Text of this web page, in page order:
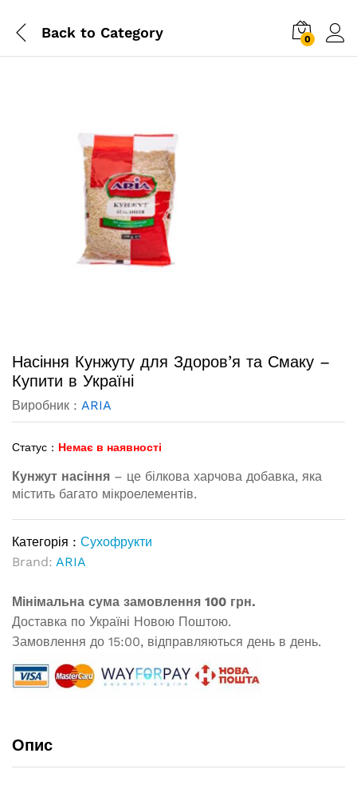
Back to Category 0
Насіння Кунжуту для Здоров’я та Смаку –
Купити в Україні
Виробник : ARIA
Статус : Немає в наявності
Кунжут насіння – це білкова харчова добавка, яка
містить багато мікроелементів.
Категорія : Сухофрукти
Brand: ARIA
Мінімальна сума замовлення 100 грн.
Доставка по Україні Новою Поштою.
Замовлення до 15:00, відправляються день в день.
Опис